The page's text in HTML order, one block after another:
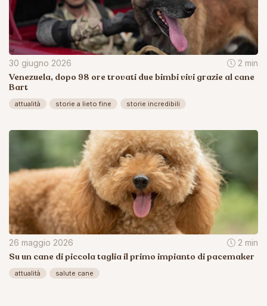
30 giugno 2026 2 min
Venezuela, dopo 98 ore trovati due bimbi vivi grazie al cane
Bart
attualità storie a lieto fine storie incredibili
26 maggio 2026 2 min
Su un cane di piccola taglia il primo impianto di pacemaker
attualità salute cane